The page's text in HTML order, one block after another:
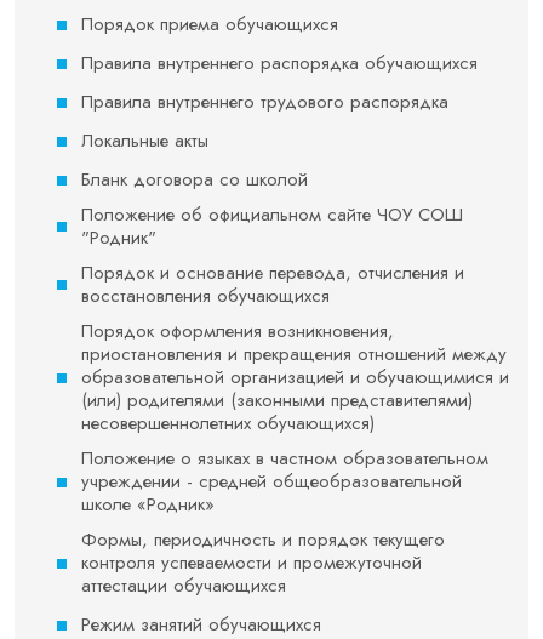
Порядок приема обучающихся
Правила внутреннего распорядка обучающихся
Правила внутреннего трудового распорядка
Локальные акты
Бланк договора со школой
Положение об официальном сайте ЧОУ СОШ
"Родник"
Порядок и основание перевода, отчисления и
восстановления обучающихся
Порядок оформления возникновения,
приостановления и прекращения отношений между
образовательной организацией и обучающимися и
(или) родителями (законными представителями)
несовершеннолетних обучающихся)
Положение о языках в частном образовательном
учреждении - средней общеобразовательной
школе «Родник»
Формы, периодичность и порядок текущего
контроля успеваемости и промежуточной
аттестации обучающихся
Режим занятий обучающихся